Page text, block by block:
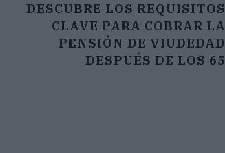
DESCUBRE LOS REQUISITOS
CLAVE PARA COBRAR LA
PENSIÓN DE VIUDEDAD
DESPUÉS DE LOS 65